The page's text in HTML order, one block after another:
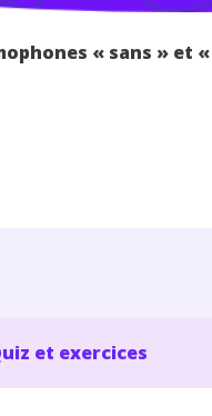
« sans » et
et exercices